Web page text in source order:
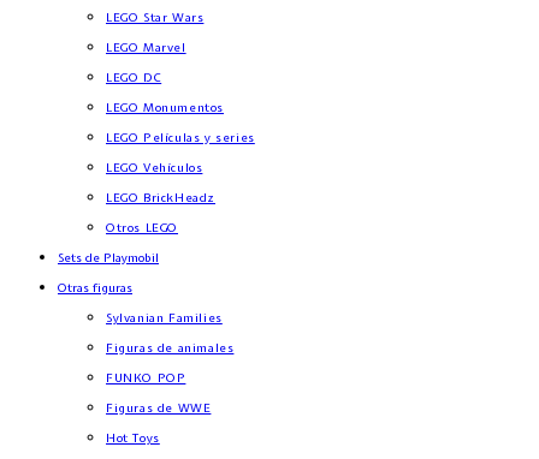
LEGO Star Wars
LEGO Marvel
LEGO DC
LEGO Monumentos
LEGO Películas y series
LEGO Vehículos
LEGO BrickHeadz
Otros LEGO
Sets de Playmobil
Otras figuras
Sylvanian Families
Figuras de animales
FUNKO POP
Figuras de WWE
Hot Toys